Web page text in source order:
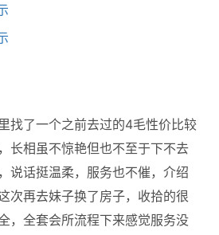
找了一个之前去过的4毛性价比较
长相虽不惊艳但也不至于下不去
说话挺温柔，服务也不催，介绍
次再去妹子换了房子，收拾的很
，全套会所流程下来感觉服务没